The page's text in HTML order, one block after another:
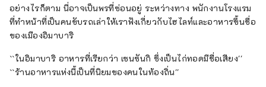
อย่างไรก็ตาม นี่อาจเป็นพรที่ซ่อนอยู่ ระหว่างทาง พนักงานโรงแรม
ที่ทำหน้าที่เป็นคนขับรถเล่าให้เราฟังเกี่ยวกับไฮไลท์และอาหารขึ้นชื่อ
ของเมืองอิมาบาริ
``ในอิมาบาริ อาหารที่เรียกว่า เซนซันกิ ซึ่งเป็นไก่ทอดมีชื่อเสียง''
``ร้านอาหารแห่งนี้เป็นที่นิยมของคนในท้องถิ่น''